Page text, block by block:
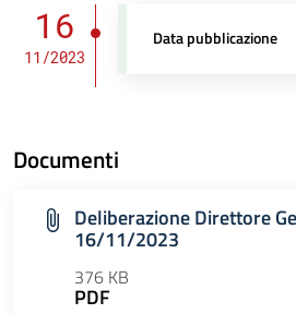
16
11/2023
Data pubblicazione
Documenti
Deliberazione Direttore
16/11/2023
376 KB
PDF